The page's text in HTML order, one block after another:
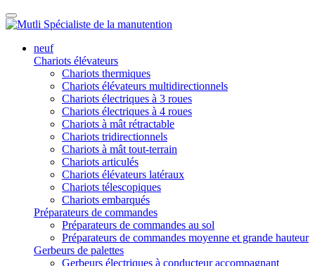
neuf
Chariots élévateurs
Chariots thermiques
Chariots élévateurs multidirectionnels
Chariots électriques à 3 roues
Chariots électriques à 4 roues
Chariots à mât rétractable
Chariots tridirectionnels
Chariots à mât tout-terrain
Chariots articulés
Chariots élévateurs latéraux
Chariots télescopiques
Chariots embarqués
Préparateurs de commandes
Préparateurs de commandes au sol
Préparateurs de commandes moyenne et grande hauteur
Gerbeurs de palettes
Gerbeurs électriques à conducteur accompagnant